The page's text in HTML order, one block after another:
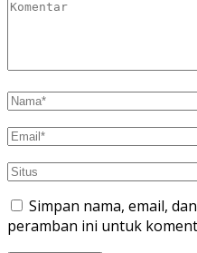
Simpan nama, email,
peramban ini untuk